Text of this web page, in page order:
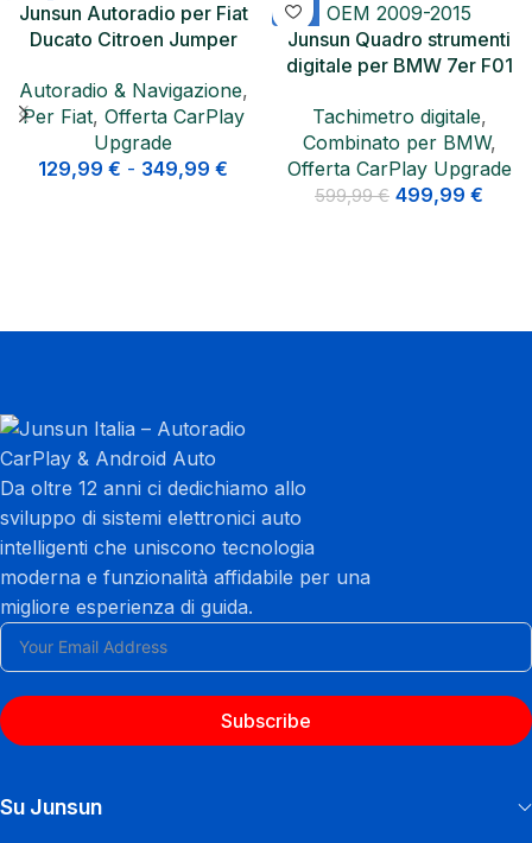
Junsun Autoradio per Fiat
Ducato Citroen Jumper
Autoradio & Navigazione,
Per Fiat, Offerta CarPlay
Upgrade
129,99 € - 349,99 €
Junsun Quadro strumenti
digitale per BMW 7er F01
2009–2015
Tachimetro digitale,
Combinato per BMW,
Offerta CarPlay Upgrade
599,99€ 499,99 €
Da oltre 12 anni ci dedichiamo allo
sviluppo di sistemi elettronici auto
intelligenti che uniscono tecnologia
moderna e funzionalità affidabile per una
migliore esperienza di guida.
Subscribe
Su Junsun